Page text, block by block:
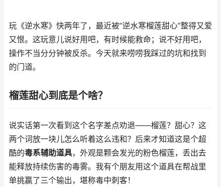
玩《逆水寒》快两年了，最近被“逆水寒榴莲甜心”整得又爱
又恨。这玩意儿说好用吧，有时候能救命；说不好用吧，
操作不当分分钟被反杀。今天就来唠唠我踩过的坑和找到
的门道。
榴莲甜心到底是个啥？
说实话第一次看到这个名字差点劝退——榴莲？甜心？这
两个词放一块儿怎么听着这么违和？后来才知道这是个超
酷的毒系辅助道具，外观是颗会发光的粉色榴莲，丢出去
能释放持续伤害的毒雾。我有个朋友用这个道具在帮战里
单挑赢了三个输出，堪称毒中刺客！